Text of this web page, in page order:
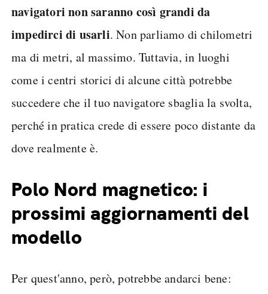
navigatori non saranno così grandi da
impedirci di usarli. Non parliamo di chilometri
ma di metri, al massimo. Tuttavia, in luoghi
come i centri storici di alcune città potrebbe
succedere che il tuo navigatore sbaglia la svolta,
perché in pratica crede di essere poco distante da
dove realmente è.
Polo Nord magnetico: i
prossimi aggiornamenti del
modello
Per quest'anno, però, potrebbe andarci bene: